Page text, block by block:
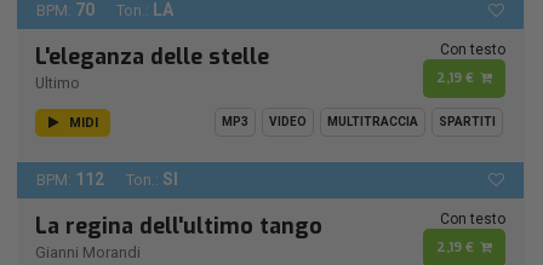
BPM: 70 Ton.: LA
L'eleganza delle stelle
Ultimo
Con testo
2,19 €
MIDI MP3 VIDEO MULTITRACCIA SPARTITI
BPM: 112 Ton.: SI
La regina dell'ultimo tango
Gianni Morandi
Con testo
2,19 €